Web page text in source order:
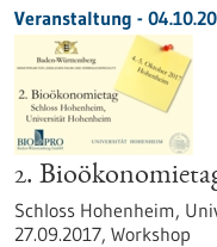
Veranstaltung -
2.
Schloss Hohenheim,
27.09.2017, Workshop